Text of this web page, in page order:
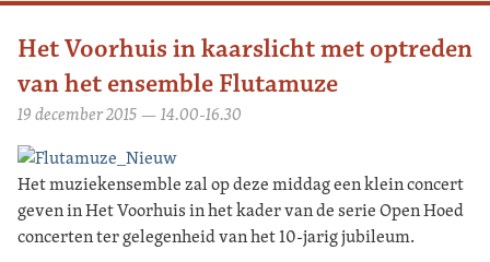
Het Voorhuis in kaarslicht met optreden
van het ensemble Flutamuze
19 december 2015 — 14.00-16.30
Het muziekensemble zal op deze middag een klein concert
geven in Het Voorhuis in het kader van de serie Open Hoed
concerten ter gelegenheid van het 10-jarig jubileum.